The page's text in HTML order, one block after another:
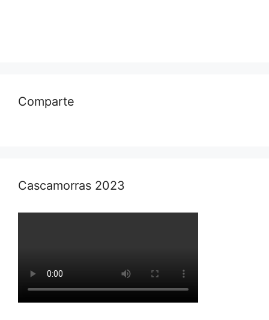
Comparte
Cascamorras 2023